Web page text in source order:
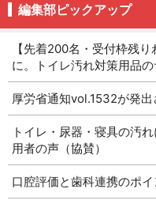
編集部ピックアップ
【先着200名・受付枠残
に。トイレ汚れ対策用品の
厚労省通知vol.1532が発出
トイレ・尿器・寝具の汚
用者の声（協賛）
口腔評価と歯科連携のポ